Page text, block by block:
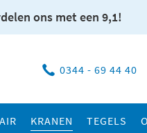
ons met een 9,1!
0344 - 69 44 40
KRANEN TEGELS